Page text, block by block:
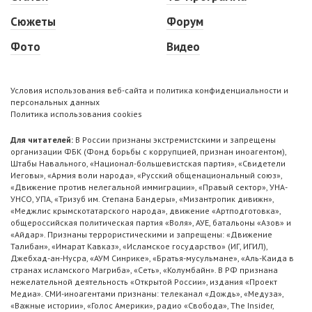
Сюжеты
Фото
Форум
Видео
Условия использования веб-сайта и политика конфиденциальности и
персональных данных
Политика использования cookies
Для читателей: В России признаны экстремистскими и запрещены
организации ФБК (Фонд борьбы с коррупцией, признан иноагентом),
Штабы Навального, «Национал-большевистская партия», «Свидетели
Иеговы», «Армия воли народа», «Русский общенациональный союз»,
«Движение против нелегальной иммиграции», «Правый сектор», УНА-
УНСО, УПА, «Тризуб им. Степана Бандеры», «Мизантропик дивижн»,
«Меджлис крымскотатарского народа», движение «Артподготовка»,
общероссийская политическая партия «Воля», АУЕ, батальоны «Азов» и
«Айдар». Признаны террористическими и запрещены: «Движение
Талибан», «Имарат Кавказ», «Исламское государство» (ИГ, ИГИЛ),
Джебхад-ан-Нусра, «АУМ Синрике», «Братья-мусульмане», «Аль-Каида в
странах исламского Магриба», «Сеть», «Колумбайн». В РФ признана
нежелательной деятельность «Открытой России», издания «Проект
Медиа». СМИ-иноагентами признаны: телеканал «Дождь», «Медуза»,
«Важные истории», «Голос Америки», радио «Свобода», The Insider,